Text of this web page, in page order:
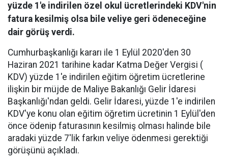
yüzde 1'e indirilen özel okul ücretlerindeki KDV'nin
fatura kesilmiş olsa bile veliye geri ödeneceğine
dair görüş verdi.
Cumhurbaşkanlığı kararı ile 1 Eylül 2020'den 30
Haziran 2021 tarihine kadar Katma Değer Vergisi (
KDV) yüzde 1'e indirilen eğitim öğretim ücretlerine
ilişkin bir müjde de Maliye Bakanlığı Gelir İdaresi
Başkanlığı'ndan geldi. Gelir İdaresi, yüzde 1'e indirilen
KDV'ye konu olan eğitim öğretim ücretinin 1 Eylül'den
önce ödenip faturasının kesilmiş olması halinde bile
aradaki yüzde 7'lik farkın veliye ödenmesi gerektiği
görüşünü açıkladı.